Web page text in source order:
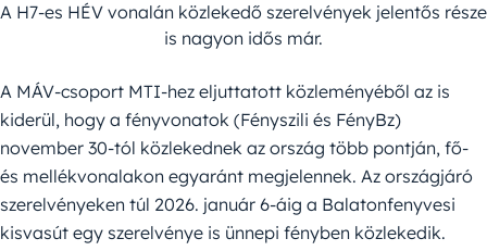
A H7-es HÉV vonalán közlekedő szerelvények jelentős része
is nagyon idős már.
A MÁV-csoport MTI-hez eljuttatott közleményéből az is
kiderül, hogy a fényvonatok (Fényszili és FényBz)
november 30-tól közlekednek az ország több pontján, fő-
és mellékvonalakon egyaránt megjelennek. Az országjáró
szerelvényeken túl 2026. január 6-áig a Balatonfenyvesi
kisvasút egy szerelvénye is ünnepi fényben közlekedik.